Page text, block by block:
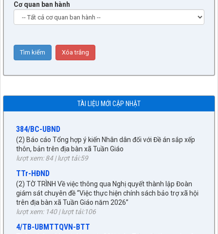
Cơ quan ban hành
TÀI LIỆU MỚI CẬP NHẬT
nhũng, tiêu cực 6 tháng đầu năm 2026
lượt xem: 494 | lượt tải:250
384/BC-UBND
(2) Báo cáo Tổng hợp ý kiến Nhân dân đối với Đề án sắp xếp
thôn, bản trên địa bàn xã Tuần Giáo
lượt xem: 84 | lượt tải:59
TTr-HĐND
(2) TỜ TRÌNH Về việc thông qua Nghị quyết thành lập Đoàn
giám sát chuyên đề “Việc thực hiện chính sách bảo trợ xã hội
trên địa bàn xã Tuần Giáo năm 2026”
lượt xem: 140 | lượt tải:106
4/TB-UBMTTQVN-BTT